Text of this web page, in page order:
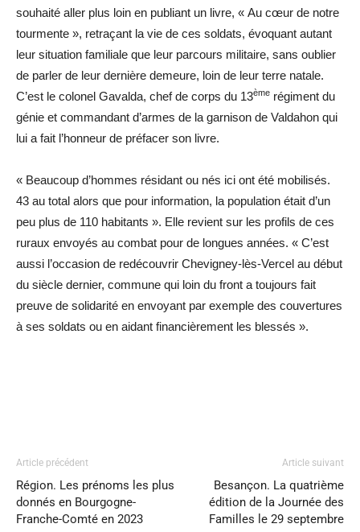
souhaité aller plus loin en publiant un livre, « Au cœur de notre
tourmente », retraçant la vie de ces soldats, évoquant autant
leur situation familiale que leur parcours militaire, sans oublier
de parler de leur dernière demeure, loin de leur terre natale.
C’est le colonel Gavalda, chef de corps du 13ème régiment du
génie et commandant d’armes de la garnison de Valdahon qui
lui a fait l’honneur de préfacer son livre.
« Beaucoup d’hommes résidant ou nés ici ont été mobilisés.
43 au total alors que pour information, la population était d’un
peu plus de 110 habitants ». Elle revient sur les profils de ces
ruraux envoyés au combat pour de longues années. « C’est
aussi l’occasion de redécouvrir Chevigney-lès-Vercel au début
du siècle dernier, commune qui loin du front a toujours fait
preuve de solidarité en envoyant par exemple des couvertures
à ses soldats ou en aidant financièrement les blessés ».
Article précédent
Région. Les prénoms les plus
donnés en Bourgogne-
Franche-Comté en 2023
Article suivant
Besançon. La quatrième
édition de la Journée des
Familles le 29 septembre